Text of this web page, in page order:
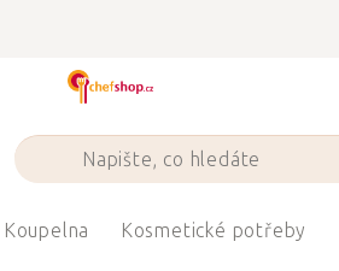
Koupelna Kosmetické potřeby